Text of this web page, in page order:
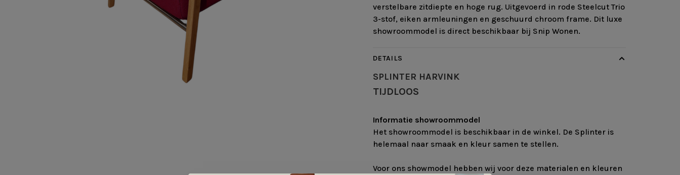
verstelbare zitdiepte en hoge rug. Uitgevoerd in rode Steelcut Trio
3-stof, eiken armleuningen en geschuurd chroom frame. Dit luxe
showroommodel is direct beschikbaar bij Snip Wonen.
DETAILS
SPLINTER HARVINK
TIJDLOOS
Informatie showroommodel
Het showroommodel is beschikbaar in de winkel. De Splinter is
helemaal naar smaak en kleur samen te stellen.
Voor ons showmodel hebben wij voor deze materialen en kleuren